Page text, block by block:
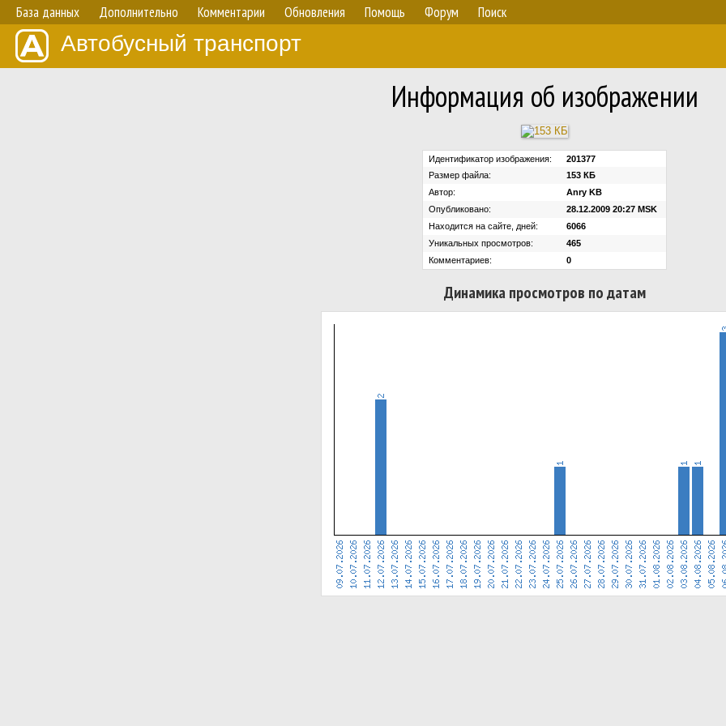
База данных Дополнительно Комментарии Обновления Помощь Форум Поиск
Автобусный транспорт
Информация об изображении
Идентификатор изображения:
201377
Размер файла:
153 КБ
Автор:
Anry KB
Опубликовано:
28.12.2009 20:27 MSK
Находится на сайте, дней:
6066
Уникальных просмотров:
465
Комментариев:
0
Динамика просмотров по датам